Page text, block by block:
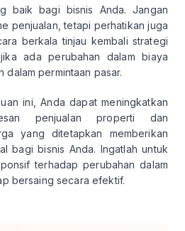
baik bagi bisnis Anda. Jangan
penjualan, tetapi perhatikan juga
berkala tinjau kembali strategi
ada perubahan dalam biaya
permintaan pasar.
ini, Anda dapat meningkatkan
penjualan properti dan
yang ditetapkan memberikan
bagi bisnis Anda. Ingatlah untuk
terhadap perubahan dalam
bersaing secara efektif.